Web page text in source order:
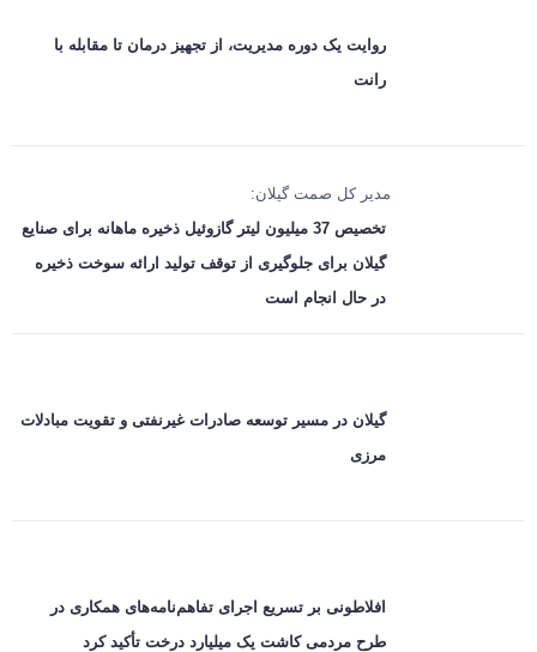
روایت یک دوره مدیریت، از تجهیز درمان تا مقابله با
رانت
مدیر کل صمت گیلان:
تخصیص 37 میلیون لیتر گازوئیل ذخیره ماهانه برای صنایع
گیلان برای جلوگیری از توقف تولید ارائه سوخت ذخیره
در حال انجام است
گیلان در مسیر توسعه صادرات غیرنفتی و تقویت مبادلات
مرزی
افلاطونی بر تسریع اجرای تفاهم‌نامه‌های همکاری در
طرح مردمی کاشت یک میلیارد درخت تأکید کرد